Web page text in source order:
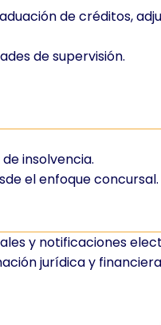
de créditos,
de supervisión.
insolvencia.
el enfoque concursal.
y notificaciones
jurídica y